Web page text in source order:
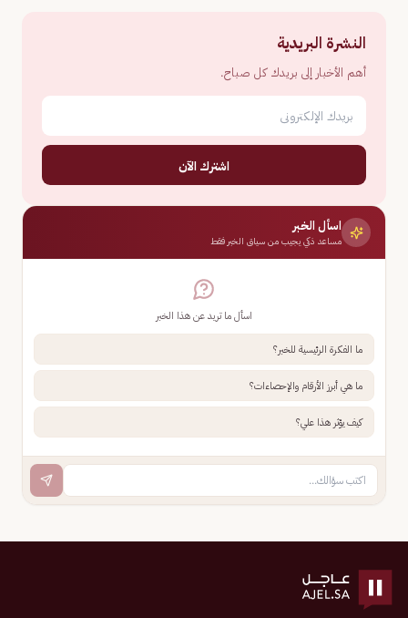
النشرة البريدية
أهم الأخبار إلى بريدك كل صباح.
اشترك الآن
اسأل الخبر
مساعد ذكي يجيب من سياق الخبر فقط
اسأل ما تريد عن هذا الخبر
ما الفكرة الرئيسية للخبر؟
ما هي أبرز الأرقام والإحصاءات؟
كيف يؤثر هذا علي؟